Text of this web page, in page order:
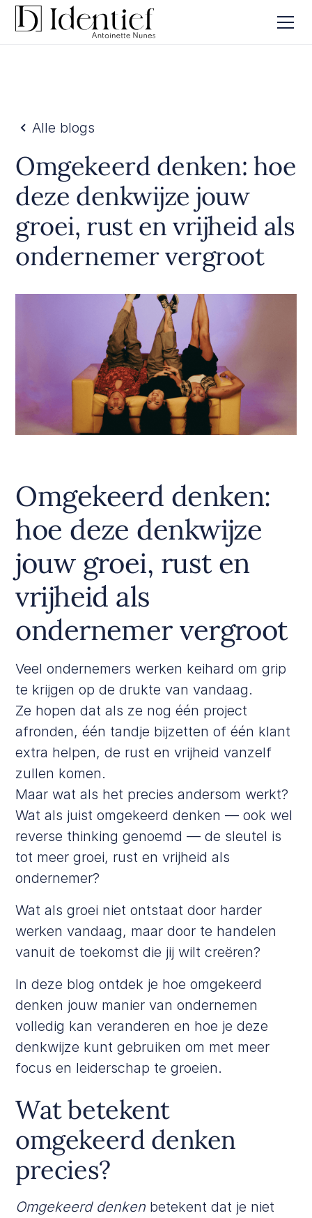
Alle blogs
Omgekeerd denken: hoe
deze denkwijze jouw
groei, rust en vrijheid als
ondernemer vergroot
Omgekeerd denken:
hoe deze denkwijze
jouw groei, rust en
vrijheid als
ondernemer vergroot
Veel ondernemers werken keihard om grip
te krijgen op de drukte van vandaag.
Ze hopen dat als ze nog één project
afronden, één tandje bijzetten of één klant
extra helpen, de rust en vrijheid vanzelf
zullen komen.
Maar wat als het precies andersom werkt?
Wat als juist omgekeerd denken — ook wel
reverse thinking genoemd — de sleutel is
tot meer groei, rust en vrijheid als
ondernemer?
Wat als groei niet ontstaat door harder
werken vandaag, maar door te handelen
vanuit de toekomst die jij wilt creëren?
In deze blog ontdek je hoe omgekeerd
denken jouw manier van ondernemen
volledig kan veranderen en hoe je deze
denkwijze kunt gebruiken om met meer
focus en leiderschap te groeien.
Wat betekent
omgekeerd denken
precies?
Omgekeerd denken betekent dat je niet